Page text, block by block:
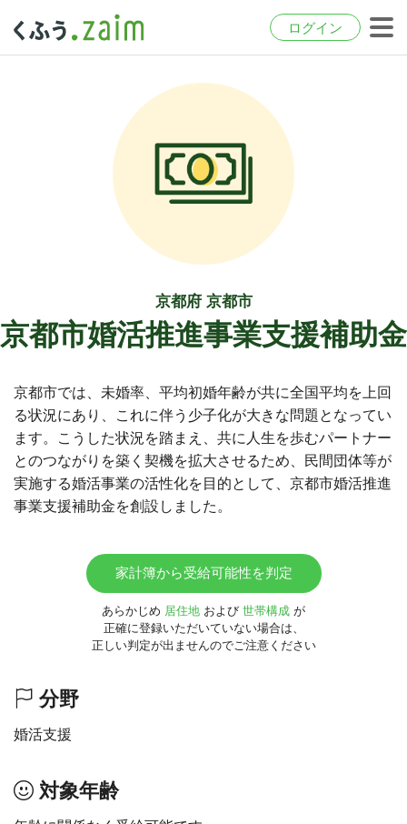
ログイン
京都府 京都市
京都市婚活推進事業支援補助金
京都市では、未婚率、平均初婚年齢が共に全国平均を上回
る状況にあり、これに伴う少子化が大きな問題となってい
ます。こうした状況を踏まえ、共に人生を歩むパートナー
とのつながりを築く契機を拡大させるため、民間団体等が
実施する婚活事業の活性化を目的として、京都市婚活推進
事業支援補助金を創設しました。
家計簿から受給可能性を判定
あらかじめ 居住地 および 世帯構成 が
正確に登録いただいていない場合は、
正しい判定が出ませんのでご注意ください
分野
婚活支援
対象年齢